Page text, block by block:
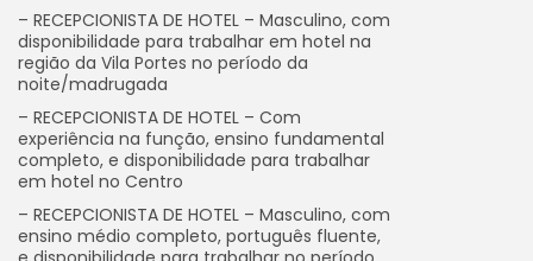
– RECEPCIONISTA DE HOTEL – Masculino, com
disponibilidade para trabalhar em hotel na
região da Vila Portes no período da
noite/madrugada
– RECEPCIONISTA DE HOTEL – Com
experiência na função, ensino fundamental
completo, e disponibilidade para trabalhar
em hotel no Centro
– RECEPCIONISTA DE HOTEL – Masculino, com
ensino médio completo, português fluente,